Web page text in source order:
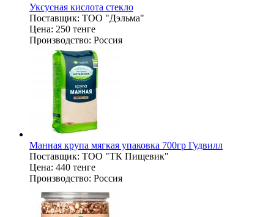
Уксусная кислота стекло
Поставщик: ТОО "Дэльма"
Цена: 250 тенге
Производство: Россия
Манная крупа мягкая упаковка 700гр Гудвилл
Поставщик: ТОО "ТК Пищевик"
Цена: 440 тенге
Производство: Россия